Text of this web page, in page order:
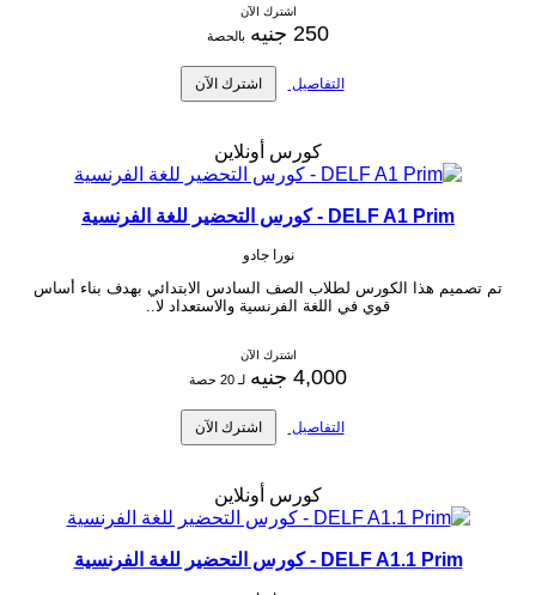
اشترك الآن
250 جنيه بالحصة
التفاصيل اشترك الآن
كورس أونلاين
DELF A1 Prim - كورس التحضير للغة الفرنسية
نورا جادو
تم تصميم هذا الكورس لطلاب الصف السادس الابتدائي بهدف بناء أساس
قوي في اللغة الفرنسية والاستعداد لا..
اشترك الآن
4,000 جنيه لـ 20 حصة
التفاصيل اشترك الآن
كورس أونلاين
DELF A1.1 Prim - كورس التحضير للغة الفرنسية